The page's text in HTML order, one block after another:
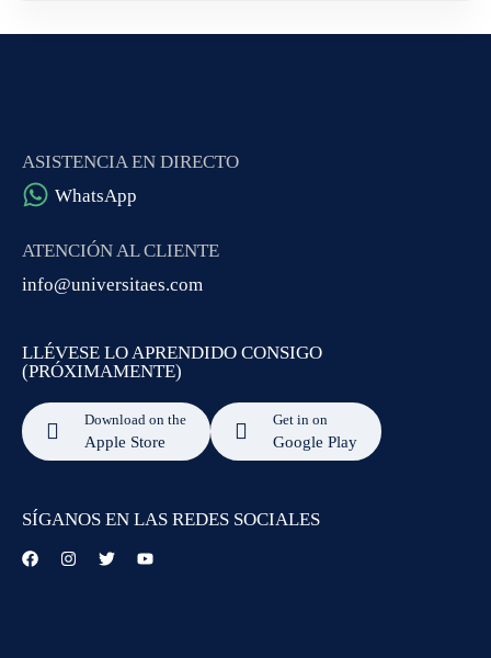
ASISTENCIA EN DIRECTO
WhatsApp
ATENCIÓN AL CLIENTE
info@universitaes.com
LLÉVESE LO APRENDIDO CONSIGO
(PRÓXIMAMENTE)
Download on the
Apple Store
Get in on
Google Play
SÍGANOS EN LAS REDES SOCIALES